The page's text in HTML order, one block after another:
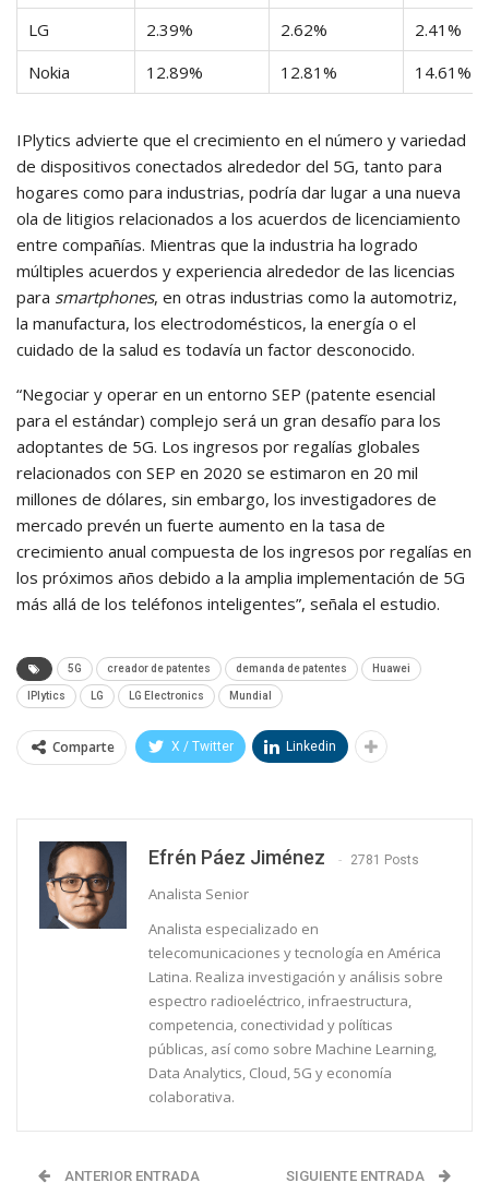
LG
2.39% 2.62%
2.41%
Nokia
12.89% 12.81% 14.61%
IPlytics advierte que el crecimiento en el número y variedad
de dispositivos conectados alrededor del 5G, tanto para
hogares como para industrias, podría dar lugar a una nueva
ola de litigios relacionados a los acuerdos de licenciamiento
entre compañías. Mientras que la industria ha logrado
múltiples acuerdos y experiencia alrededor de las licencias
para smartphones, en otras industrias como la automotriz,
la manufactura, los electrodomésticos, la energía o el
cuidado de la salud es todavía un factor desconocido.
“Negociar y operar en un entorno SEP (patente esencial
para el estándar) complejo será un gran desafío para los
adoptantes de 5G. Los ingresos por regalías globales
relacionados con SEP en 2020 se estimaron en 20 mil
millones de dólares, sin embargo, los investigadores de
mercado prevén un fuerte aumento en la tasa de
crecimiento anual compuesta de los ingresos por regalías en
los próximos años debido a la amplia implementación de 5G
más allá de los teléfonos inteligentes”, señala el estudio.
5G creador de patentes demanda de patentes Huawei
IPlytics LG LG Electronics Mundial
Comparte X / Twitter Linkedin
Efrén Páez Jiménez 2781 Posts
Analista Senior
Analista especializado en
telecomunicaciones y tecnología en América
Latina. Realiza investigación y análisis sobre
espectro radioeléctrico, infraestructura,
competencia, conectividad y políticas
públicas, así como sobre Machine Learning,
Data Analytics, Cloud, 5G y economía
colaborativa.
ANTERIOR ENTRADA SIGUIENTE ENTRADA